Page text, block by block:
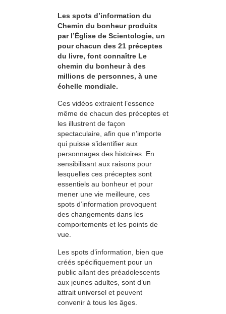
Les spots d’information du
Chemin du bonheur produits
par l’Église de Scientologie, un
pour chacun des 21 préceptes
du livre, font connaître Le
chemin du bonheur à des
millions de personnes, à une
échelle mondiale.
Ces vidéos extraient l’essence
même de chacun des préceptes et
les illustrent de façon
spectaculaire, afin que n’importe
qui puisse s’identifier aux
personnages des histoires. En
sensibilisant aux raisons pour
lesquelles ces préceptes sont
essentiels au bonheur et pour
mener une vie meilleure, ces
spots d’information provoquent
des changements dans les
comportements et les points de
vue.
Les spots d’information, bien que
créés spécifiquement pour un
public allant des préadolescents
aux jeunes adultes, sont d’un
attrait universel et peuvent
convenir à tous les âges.